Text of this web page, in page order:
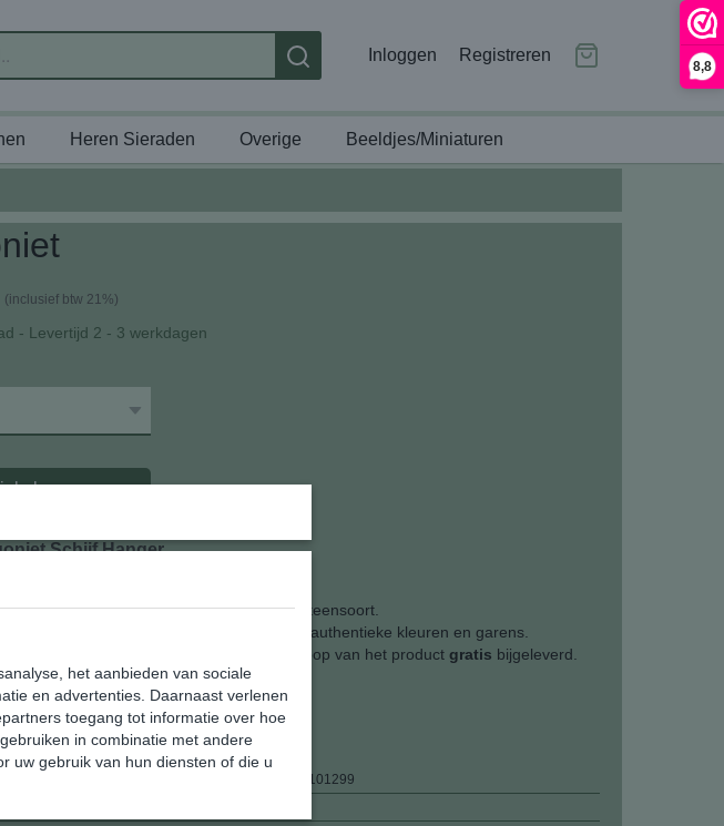
8,8
Inloggen Registreren
Heren Sieraden Overige Beeldjes/Miniaturen
(inclusief btw 21%)
- Levertijd 2 - 3 werkdagen
Schijf Hanger
doorboorde hanger van natuurlijke steensoort.
koord door Zuid-Amerikaanse Indianen in authentieke kleuren en garens.
in lengte verstelbaar en worden bij aankoop van het product gratis bijgeleverd.
een subtiel wit / blauwe kleur.
8720289101299
het aanbieden van sociale
en advertenties. Daarnaast verlenen
toegang tot informatie over hoe
in combinatie met andere
uw gebruik van hun diensten of die u